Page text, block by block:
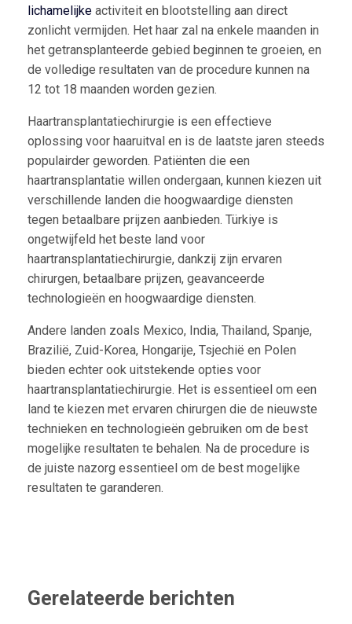
lichamelijkeactiviteit en blootstelling aan direct
zonlicht vermijden. Het haar zal na enkele maanden in
het getransplanteerde gebied beginnen te groeien, en
de volledige resultaten van de procedure kunnen na
12 tot 18 maanden worden gezien.
Haartransplantatiechirurgie is een effectieve
oplossing voor haaruitval en is de laatste jaren steeds
populairder geworden. Patiënten die een
haartransplantatie willen ondergaan, kunnen kiezen uit
verschillende landen die hoogwaardige diensten
tegen betaalbare prijzen aanbieden. Türkiye is
ongetwijfeld het beste land voor
haartransplantatiechirurgie, dankzij zijn ervaren
chirurgen, betaalbare prijzen, geavanceerde
technologieën en hoogwaardige diensten.
Andere landen zoals Mexico, India, Thailand, Spanje,
Brazilië, Zuid-Korea, Hongarije, Tsjechië en Polen
bieden echter ook uitstekende opties voor
haartransplantatiechirurgie. Het is essentieel om een
land te kiezen met ervaren chirurgen die de nieuwste
technieken en technologieën gebruiken om de best
mogelijke resultaten te behalen. Na de procedure is
de juiste nazorg essentieel om de best mogelijke
resultaten te garanderen.
Gerelateerde berichten